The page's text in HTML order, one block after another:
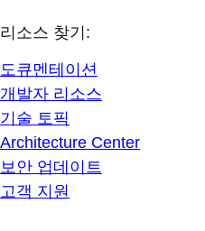
리소스 찾기:
도큐멘테이션
개발자 리소스
기술 토픽
Architecture Center
보안 업데이트
고객 지원